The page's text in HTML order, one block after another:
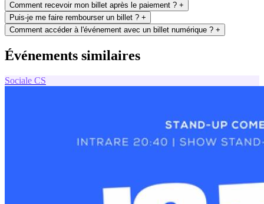
Comment recevoir mon billet après le paiement ? +
Puis-je me faire rembourser un billet ? +
Comment accéder à l'événement avec un billet numérique ? +
Événements similaires
Sociale CS